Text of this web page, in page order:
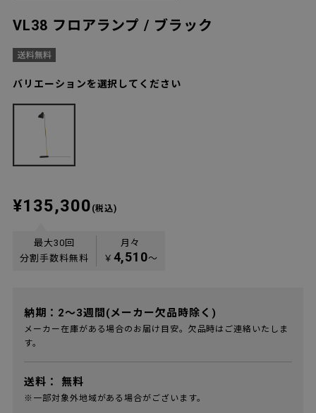
VL38 フロアランプ / ブラック
バリエーションを選択してください
¥135,300 (税込)
最大30回
分割手数料無料
月々
￥ 4,510〜
納期：2～3週間(メーカー欠品時除く)
メーカー在庫がある場合のお届け目安。欠品時はご連絡いたしま
す。
送料： 無料
※一部対象外地域がある場合がございます。